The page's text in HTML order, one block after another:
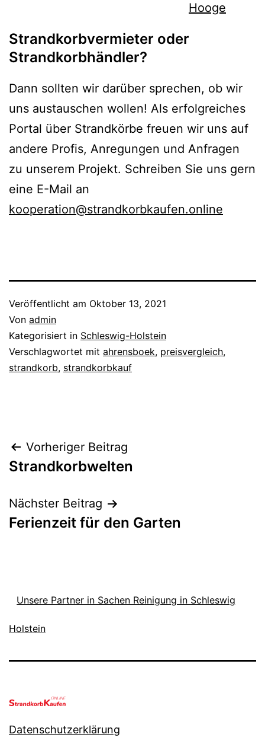
Hooge
Strandkorbvermieter oder
Strandkorbhändler?
Dann sollten wir darüber sprechen, ob wir
uns austauschen wollen! Als erfolgreiches
Portal über Strandkörbe freuen wir uns auf
andere Profis, Anregungen und Anfragen
zu unserem Projekt. Schreiben Sie uns gern
eine E-Mail an
kooperation@strandkorbkaufen.online
Veröffentlicht am Oktober 13, 2021
Von admin
Kategorisiert in Schleswig-Holstein
Verschlagwortet mit ahrensboek, preisvergleich,
strandkorb, strandkorbkauf
Beitrags-
Navigation
Vorheriger Beitrag
Strandkorbwelten
Nächster Beitrag
Ferienzeit für den Garten
Unsere Partner in Sachen Reinigung in Schleswig
Holstein
Datenschutzerklärung